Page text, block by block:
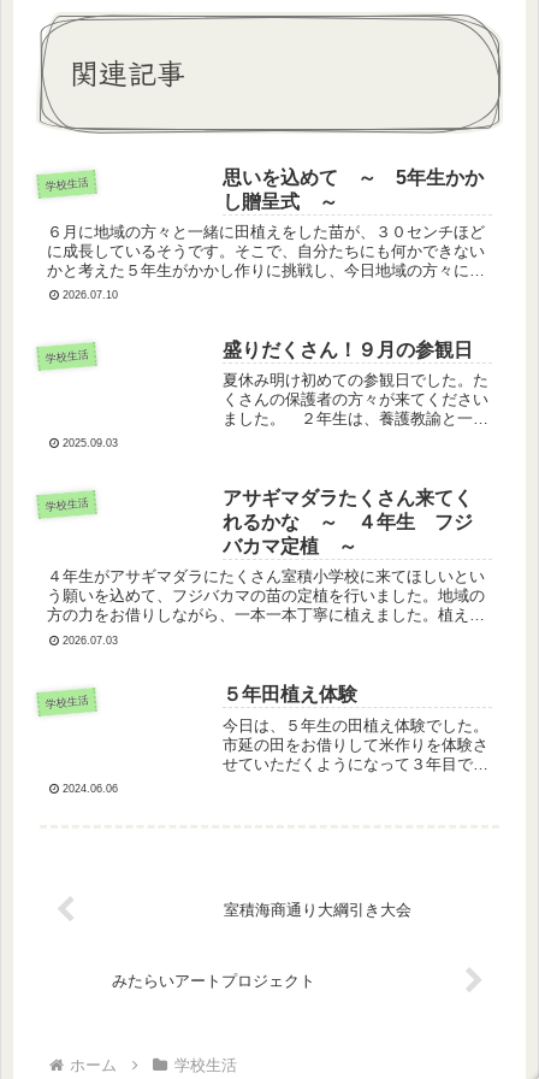
関連記事
学校生活
思いを込めて ～ 5年生かか
し贈呈式 ～
６月に地域の方々と一緒に田植えをした苗が、３０センチほど
に成長しているそうです。そこで、自分たちにも何かできない
かと考えた５年生がかかし作りに挑戦し、今日地域の方々にそ
のかかしを贈呈しました。贈呈したかかしたちは、田んぼに立
2026.07.10
学校生活 盛りだくさん！９月の参観日
夏休み明け初めての参観日でした。た
くさんの保護者の方々が来てください
ました。 ２年生は、養護教諭と一緒
た、５年生は、１１月に予定している
宿泊...
2025.09.03
学校生活
アサギマダラたくさん来てく
れるかな ～ ４年生 フジ
バカマ定植 ～
４年生がアサギマダラにたくさん室積小学校に来てほしいとい
う願いを込めて、フジバカマの苗の定植を行いました。地域の
方の力をお借りしながら、一本一本丁寧に植えました。植えた
後には、光市農林水産課の方々のご協力で、森林チップを入れ
2026.07.03
学校生活 ５年田植え体験
今日は、５年生の田植え体験でした。
市延の田をお借りして米作りを体験さ
せていただくようになって３年目で
2024.06.06
室積海商通り大綱引き大会
みたらいアートプロジェクト
ホーム 学校生活